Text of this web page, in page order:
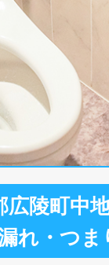
広陵町中
れ・つま